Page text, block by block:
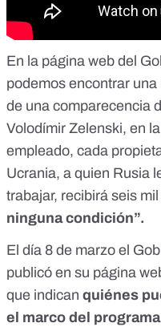
En la página web del
podemos encontrar una
de una comparecencia
Volodímir Zelenski, en
empleado, cada
Ucrania, a quien Rusia
trabajar, recibirá seis
ninguna condición”.
El día 8 de marzo el
publicó en su página
que indican quiénes
el marco del programa